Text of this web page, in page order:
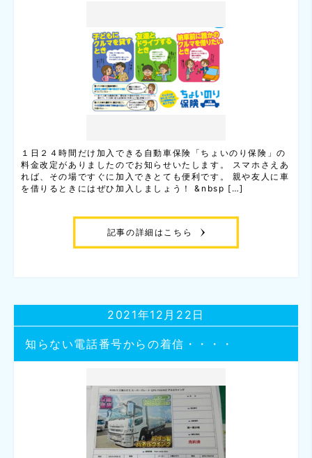
１日２４時間だけ加入できる自動車保険「ちょいのり保険」の
料金改定がありましたのでお知らせいたします。 スマホさえあ
れば、その場ですぐに加入できとても便利です。 親や友人に車
を借りるときにはぜひ加入しましょう！ &nbsp […]
記事の詳細はこちら
知らない電話番号からの着信・・・・
2021年12月22日